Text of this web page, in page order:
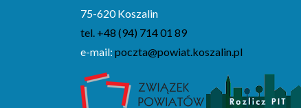
75-620 Koszalin
tel. +48 (94) 714 01 89
e-mail: poczta@powiat.koszalin.pl